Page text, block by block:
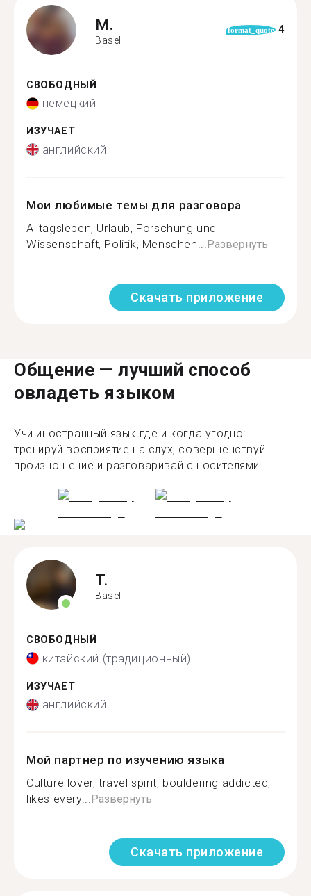
M.
Basel
format_quote 4
СВОБОДНЫЙ
немецкий
ИЗУЧАЕТ
английский
Мои любимые темы для разговора
Alltagsleben, Urlaub, Forschung und
Wissenschaft, Politik, Menschen... Развернуть
Скачать приложение
Общение — лучший способ
овладеть языком
Учи иностранный язык где и когда угодно:
тренируй восприятие на слух, совершенствуй
произношение и разговаривай с носителями.
T.
Basel
СВОБОДНЫЙ
китайский (традиционный)
ИЗУЧАЕТ
английский
Мой партнер по изучению языка
Culture lover, travel spirit, bouldering addicted,
likes every...Развернуть
Скачать приложение